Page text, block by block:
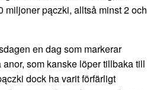
miljoner pączki, alltså minst 2 och
en dag som markerar
som kanske löper tillbaka till
dock ha varit förfärligt